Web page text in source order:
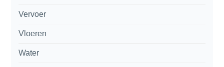
Vervoer
Vloeren
Water